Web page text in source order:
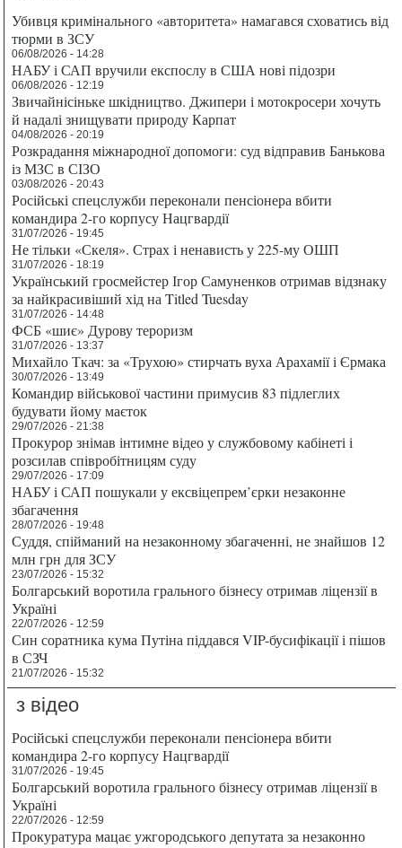
Убивця кримінального «авторитета» намагався сховатись від
тюрми в ЗСУ
06/08/2026 - 14:28
НАБУ і САП вручили експослу в США нові підозри
06/08/2026 - 12:19
Звичайнісіньке шкідництво. Джипери і мотокросери хочуть
й надалі знищувати природу Карпат
04/08/2026 - 20:19
Розкрадання міжнародної допомоги: суд відправив Банькова
із МЗС в СІЗО
03/08/2026 - 20:43
Російські спецслужби переконали пенсіонера вбити
командира 2-го корпусу Нацгвардії
31/07/2026 - 19:45
Не тільки «Скеля». Страх і ненависть у 225-му ОШП
31/07/2026 - 18:19
Український гросмейстер Ігор Самуненков отримав відзнаку
за найкрасивіший хід на Titled Tuesday
31/07/2026 - 14:48
ФСБ «шиє» Дурову тероризм
31/07/2026 - 13:37
Михайло Ткач: за «Трухою» стирчать вуха Арахамії і Єрмака
30/07/2026 - 13:49
Командир військової частини примусив 83 підлеглих
будувати йому маєток
29/07/2026 - 21:38
Прокурор знімав інтимне відео у службовому кабінеті і
розсилав співробітницям суду
29/07/2026 - 17:09
НАБУ і САП пошукали у ексвіцепрем’єрки незаконне
збагачення
28/07/2026 - 19:48
Суддя, спійманий на незаконному збагаченні, не знайшов 12
млн грн для ЗСУ
23/07/2026 - 15:32
Болгарський воротила грального бізнесу отримав ліцензії в
Україні
22/07/2026 - 12:59
Син соратника кума Путіна піддався VIP-бусифікації і пішов
в СЗЧ
21/07/2026 - 15:32
з відео
Російські спецслужби переконали пенсіонера вбити
командира 2-го корпусу Нацгвардії
31/07/2026 - 19:45
Болгарський воротила грального бізнесу отримав ліцензії в
Україні
22/07/2026 - 12:59
Прокуратура мацає ужгородського депутата за незаконно